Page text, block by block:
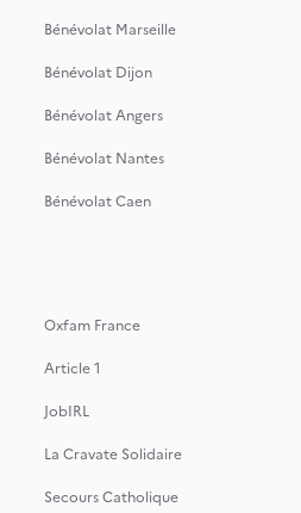
Bénévolat Marseille
Bénévolat Dijon
Bénévolat Angers
Bénévolat Nantes
Bénévolat Caen
Oxfam France
Article 1
JobIRL
La Cravate Solidaire
Secours Catholique